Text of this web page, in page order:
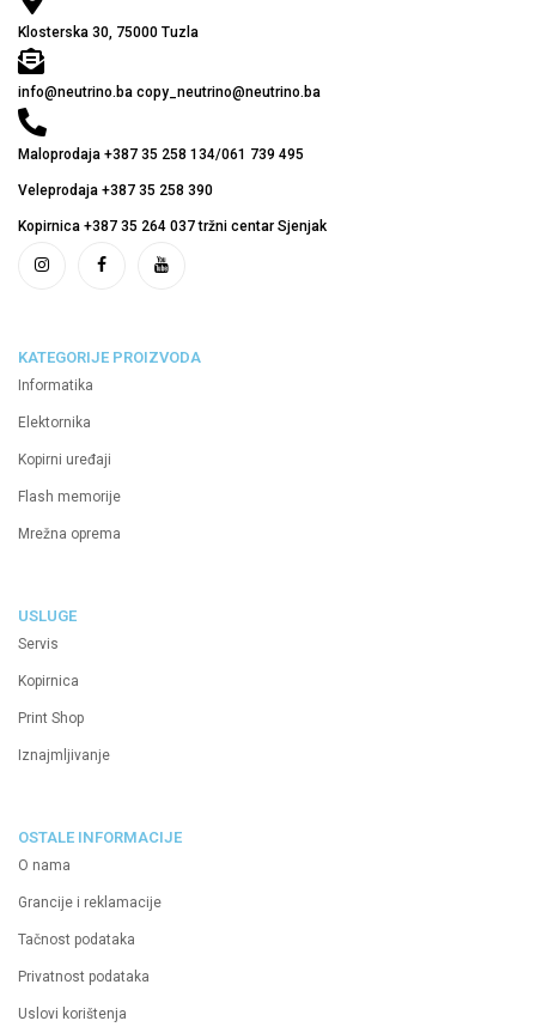
Klosterska 30, 75000 Tuzla
info@neutrino.ba copy_neutrino@neutrino.ba
Maloprodaja +387 35 258 134/061 739 495
Veleprodaja +387 35 258 390
Kopirnica +387 35 264 037 tržni centar Sjenjak
KATEGORIJE PROIZVODA
Informatika
Elektornika
Kopirni uređaji
Flash memorije
Mrežna oprema
USLUGE
Servis
Kopirnica
Print Shop
Iznajmljivanje
OSTALE INFORMACIJE
O nama
Grancije i reklamacije
Tačnost podataka
Privatnost podataka
Uslovi korištenja